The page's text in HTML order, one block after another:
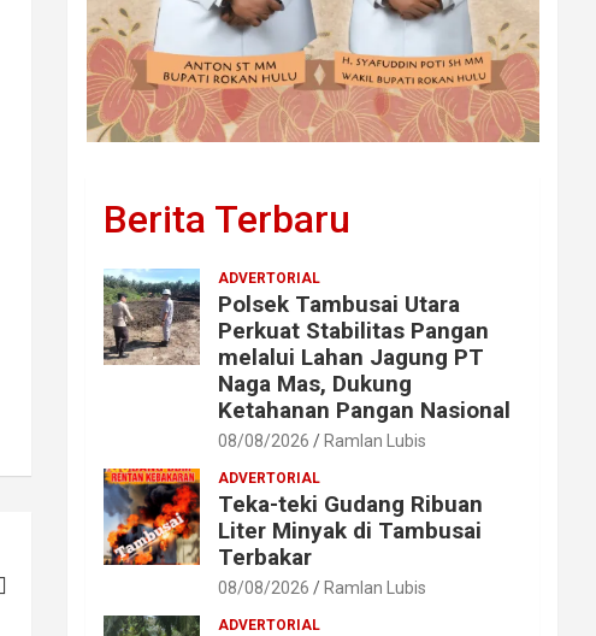
Berita Terbaru
ADVERTORIAL
Polsek Tambusai Utara
Perkuat Stabilitas Pangan
melalui Lahan Jagung PT
Naga Mas, Dukung
Ketahanan Pangan Nasional
08/08/2026 Ramlan Lubis
ADVERTORIAL
Teka-teki Gudang Ribuan
Liter Minyak di Tambusai
Terbakar
08/08/2026 Ramlan Lubis
ADVERTORIAL